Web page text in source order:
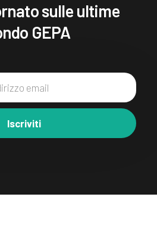
sulle ultime
GEPA